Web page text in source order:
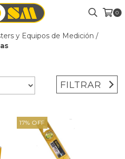
0
y Equipos de Medición /
FILTRAR
17% OFF